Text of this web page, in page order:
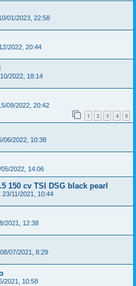
01/2023, 22:58
2022, 20:44
2022, 18:14
09/2022, 20:42
1 2 3 4 5
06/2022, 10:38
05/2022, 14:06
150 cv TSI DSG black pearl
23/11/2021, 10:44
2021, 12:38
08/07/2021, 8:29
2021, 10:58